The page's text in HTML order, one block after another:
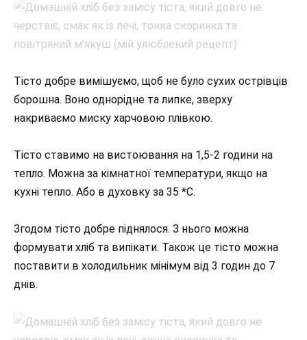
Тісто добре вимішуємо, щоб не було сухих острівців
борошна. Воно однорідне та липке, зверху
накриваємо миску харчовою плівкою.
Тісто ставимо на вистоювання на 1,5-2 години на
тепло. Можна за кімнатної температури, якщо на
кухні тепло. Або в духовку за 35 *С.
Згодом тісто добре піднялося. З нього можна
формувати хліб та випікати. Також це тісто можна
поставити в холодильник мінімум від 3 годин до 7
днів.